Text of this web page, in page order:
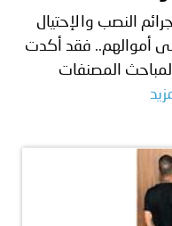
النصب والإحتيال
أموالهم.. فقد أكدت
لمباحث المصنفات